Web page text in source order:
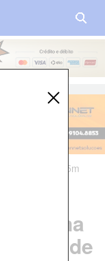
2024 às 08h05m
é
na
Grande